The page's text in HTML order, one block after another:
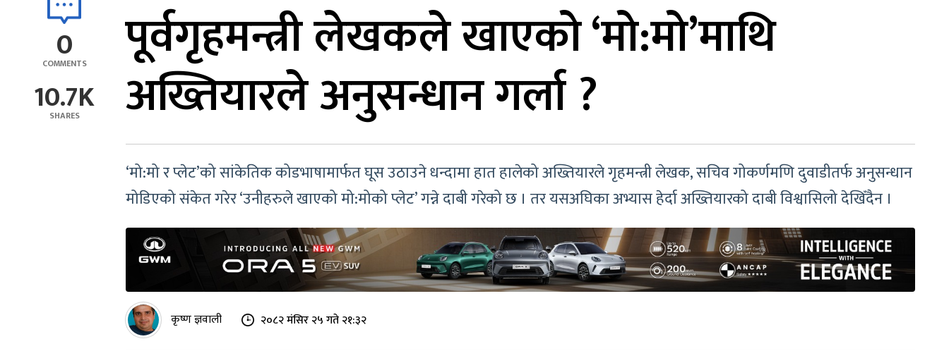
0
COMMENTS
10.7K
SHARES
पूर्वगृहमन्त्री लेखकले खाएको ‘मो:मो’माथि
अख्तियारले अनुसन्धान गर्ला ?
‘मो:मो र प्लेट’को सांकेतिक कोडभाषामार्फत घूस उठाउने धन्दामा हात हालेको अख्तियारले गृहमन्त्री लेखक, सचिव गोकर्णमणि दुवाडीतर्फ अनुसन्धान
मोडिएको संकेत गरेर ‘उनीहरुले खाएको मो:मोको प्लेट’ गन्ने दाबी गरेको छ । तर यसअघिका अभ्यास हेर्दा अख्तियारको दाबी विश्वासिलो देखिँदैन ।
कृष्ण ज्ञवाली २०८२ मंसिर २५ गते २१:३२